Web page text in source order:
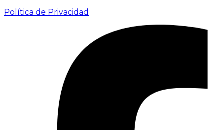
Política de Privacidad